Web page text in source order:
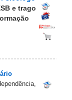
e trago